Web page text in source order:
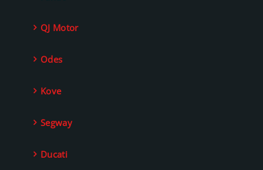
QJ Motor
Odes
Kove
Segway
Ducati